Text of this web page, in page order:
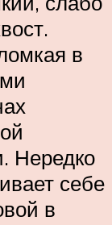
в
Нередко
себе
в